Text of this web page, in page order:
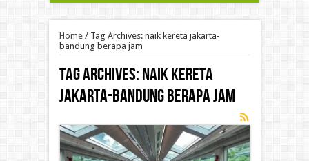
Home/ Tag Archives: naik kereta jakarta-
bandung berapa jam
Tag Archives:naik kereta
jakarta-bandung berapa jam